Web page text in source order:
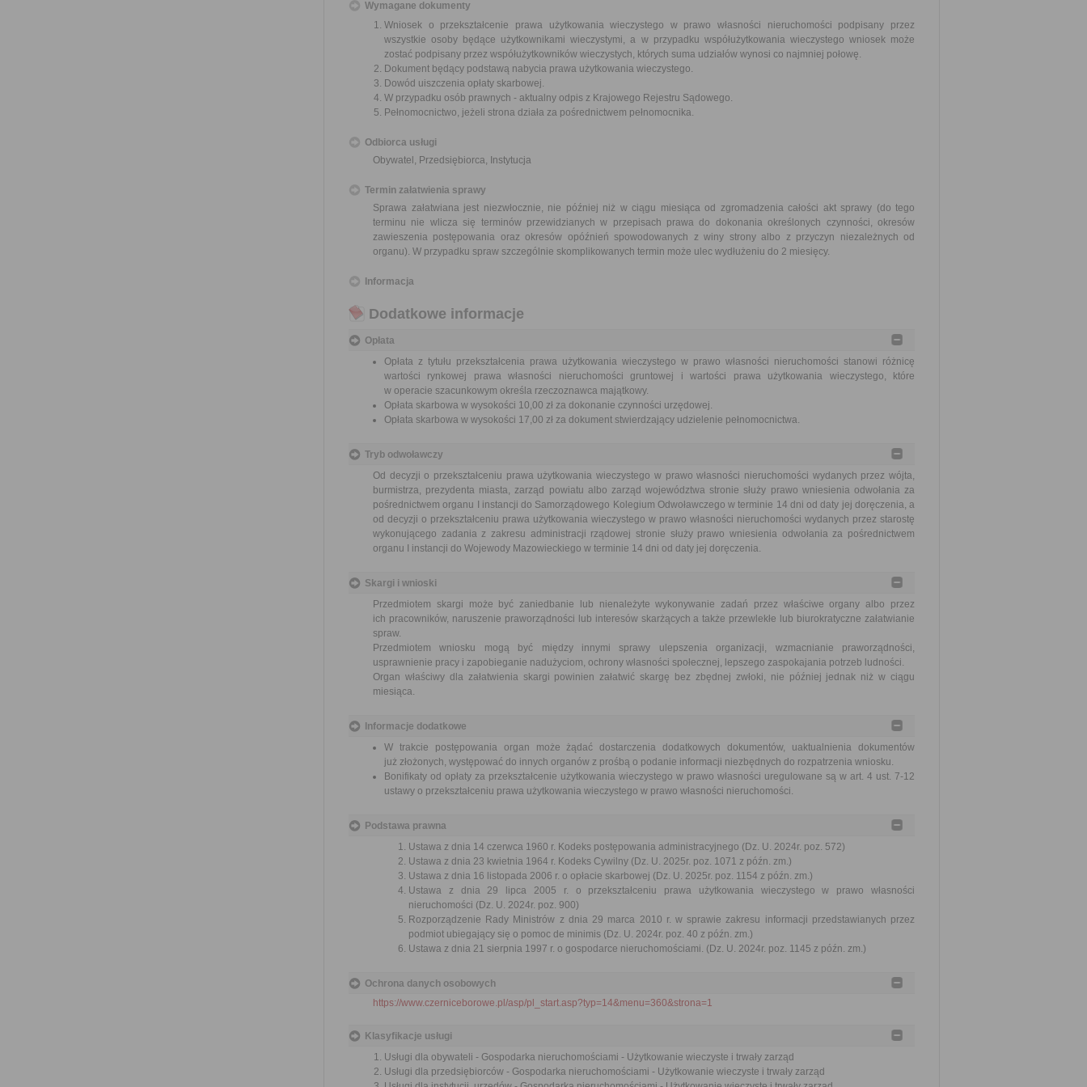
Wymagane dokumenty
Wniosek o przekształcenie prawa użytkowania wieczystego w prawo własności nieruchomości podpisany przez
wszystkie osoby będące użytkownikami wieczystymi, a w przypadku współużytkowania wieczystego wniosek może
zostać podpisany przez współużytkowników wieczystych, których suma udziałów wynosi co najmniej połowę.
Dokument będący podstawą nabycia prawa użytkowania wieczystego.
Dowód uiszczenia opłaty skarbowej.
W przypadku osób prawnych - aktualny odpis z Krajowego Rejestru Sądowego.
Pełnomocnictwo, jeżeli strona działa za pośrednictwem pełnomocnika.
Odbiorca usługi
Obywatel, Przedsiębiorca, Instytucja
Termin załatwienia sprawy
Sprawa załatwiana jest niezwłocznie, nie później niż w ciągu miesiąca od zgromadzenia całości akt sprawy (do tego
terminu nie wlicza się terminów przewidzianych w przepisach prawa do dokonania określonych czynności, okresów
zawieszenia postępowania oraz okresów opóźnień spowodowanych z winy strony albo z przyczyn niezależnych od
organu). W przypadku spraw szczególnie skomplikowanych termin może ulec wydłużeniu do 2 miesięcy.
Informacja
Dodatkowe informacje
Opłata
Opłata z tytułu przekształcenia prawa użytkowania wieczystego w prawo własności nieruchomości stanowi różnicę
wartości rynkowej prawa własności nieruchomości gruntowej i wartości prawa użytkowania wieczystego, które
w operacie szacunkowym określa rzeczoznawca majątkowy.
Opłata skarbowa w wysokości 10,00 zł za dokonanie czynności urzędowej.
Opłata skarbowa w wysokości 17,00 zł za dokument stwierdzający udzielenie pełnomocnictwa.
Tryb odwoławczy
Od decyzji o przekształceniu prawa użytkowania wieczystego w prawo własności nieruchomości wydanych przez wójta,
burmistrza, prezydenta miasta, zarząd powiatu albo zarząd województwa stronie służy prawo wniesienia odwołania za
pośrednictwem organu I instancji do Samorządowego Kolegium Odwoławczego w terminie 14 dni od daty jej doręczenia, a
od decyzji o przekształceniu prawa użytkowania wieczystego w prawo własności nieruchomości wydanych przez starostę
wykonującego zadania z zakresu administracji rządowej stronie służy prawo wniesienia odwołania za pośrednictwem
organu I instancji do Wojewody Mazowieckiego w terminie 14 dni od daty jej doręczenia.
Skargi i wnioski
Przedmiotem skargi może być zaniedbanie lub nienależyte wykonywanie zadań przez właściwe organy albo przez
ich pracowników, naruszenie praworządności lub interesów skarżących a także przewlekłe lub biurokratyczne załatwianie
spraw.
Przedmiotem wniosku mogą być między innymi sprawy ulepszenia organizacji, wzmacnianie praworządności,
usprawnienie pracy i zapobieganie nadużyciom, ochrony własności społecznej, lepszego zaspokajania potrzeb ludności.
Organ właściwy dla załatwienia skargi powinien załatwić skargę bez zbędnej zwłoki, nie później jednak niż w ciągu
miesiąca.
Informacje dodatkowe
W trakcie postępowania organ może żądać dostarczenia dodatkowych dokumentów, uaktualnienia dokumentów
już złożonych, występować do innych organów z prośbą o podanie informacji niezbędnych do rozpatrzenia wniosku.
Bonifikaty od opłaty za przekształcenie użytkowania wieczystego w prawo własności uregulowane są w art. 4 ust. 7-12
ustawy o przekształceniu prawa użytkowania wieczystego w prawo własności nieruchomości.
Podstawa prawna
Ustawa z dnia 14 czerwca 1960 r. Kodeks postępowania administracyjnego (Dz. U. 2024r. poz. 572)
Ustawa z dnia 23 kwietnia 1964 r. Kodeks Cywilny (Dz. U. 2025r. poz. 1071 z późn. zm.)
Ustawa z dnia 16 listopada 2006 r. o opłacie skarbowej (Dz. U. 2025r. poz. 1154 z późn. zm.)
Ustawa z dnia 29 lipca 2005 r. o przekształceniu prawa użytkowania wieczystego w prawo własności
nieruchomości (Dz. U. 2024r. poz. 900)
Rozporządzenie Rady Ministrów z dnia 29 marca 2010 r. w sprawie zakresu informacji przedstawianych przez
podmiot ubiegający się o pomoc de minimis (Dz. U. 2024r. poz. 40 z późn. zm.)
Ustawa z dnia 21 sierpnia 1997 r. o gospodarce nieruchomościami. (Dz. U. 2024r. poz. 1145 z późn. zm.)
Ochrona danych osobowych
https://www.czerniceborowe.pl/asp/pl_start.asp?typ=14&menu=360&strona=1
Klasyfikacje usługi
Usługi dla obywateli - Gospodarka nieruchomościami - Użytkowanie wieczyste i trwały zarząd
Usługi dla przedsiębiorców - Gospodarka nieruchomościami - Użytkowanie wieczyste i trwały zarząd